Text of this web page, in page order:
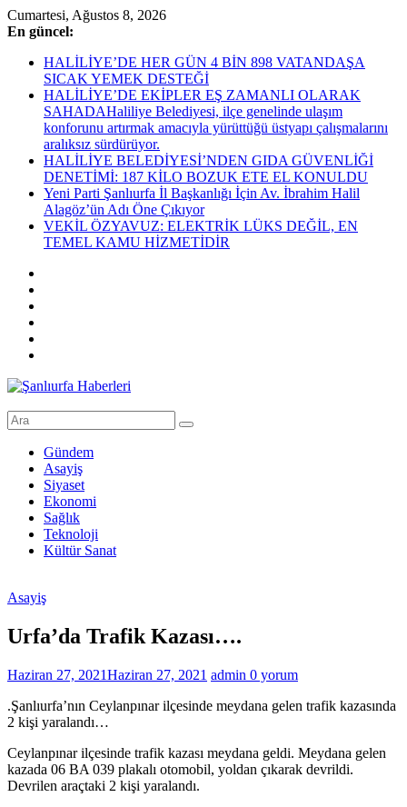
Skip
to
Cumartesi, Ağustos 8, 2026
En güncel:
HALİLİYE’DE HER GÜN 4 BİN 898 VATANDAŞA
SICAK YEMEK DESTEĞİ
HALİLİYE’DE EKİPLER EŞ ZAMANLI OLARAK
SAHADAHaliliye Belediyesi, ilçe genelinde ulaşım
konforunu artırmak amacıyla yürüttüğü üstyapı çalışmalarını
aralıksız sürdürüyor.
HALİLİYE BELEDİYESİ’NDEN GIDA GÜVENLİĞİ
DENETİMİ: 187 KİLO BOZUK ETE EL KONULDU
Yeni Parti Şanlıurfa İl Başkanlığı İçin Av. İbrahim Halil
Alagöz’ün Adı Öne Çıkıyor
VEKİL ÖZYAVUZ: ELEKTRİK LÜKS DEĞİL, EN
TEMEL KAMU HİZMETİDİR
Şanlıurfa
Dakika
Şanlıurfa
Haberleri
Gündem
Asayiş
Siyaset
Ekonomi
Sağlık
Teknoloji
Kültür Sanat
Asayiş
Urfa’da Trafik Kazası….
Haziran 27, 2021Haziran 27, 2021 admin 0 yorum
.Şanlıurfa’nın Ceylanpınar ilçesinde meydana gelen trafik kazasında
2 kişi yaralandı…
Ceylanpınar ilçesinde trafik kazası meydana geldi. Meydana gelen
kazada 06 BA 039 plakalı otomobil, yoldan çıkarak devrildi.
Devrilen araçtaki 2 kişi yaralandı.